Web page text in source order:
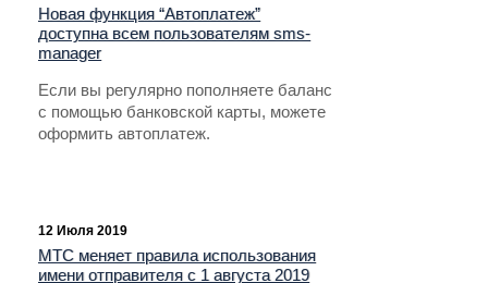
Новая функция “Автоплатеж”
доступна всем пользователям sms-
manager
Если вы регулярно пополняете баланс
с помощью банковской карты, можете
оформить автоплатеж.
12 Июля 2019
МТС меняет правила использования
имени отправителя с 1 августа 2019